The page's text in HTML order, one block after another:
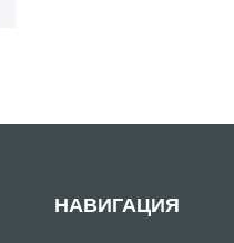
НАВИГАЦИЯ